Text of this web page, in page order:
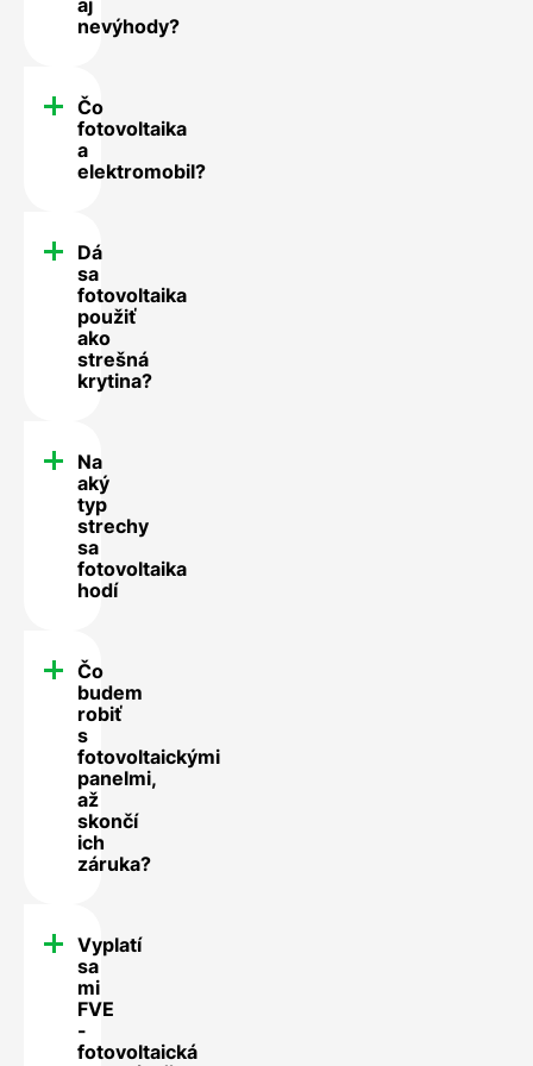
nevýhody?
Čo
fotovoltaika
a
elektromobil?
Dá
sa
fotovoltaika
použiť
ako
strešná
krytina?
Na
aký
typ
strechy
sa
fotovoltaika
hodí
Čo
budem
robiť
s
fotovoltaickými
panelmi,
až
skončí
ich
záruka?
Vyplatí
sa
mi
FVE
-
fotovoltaická